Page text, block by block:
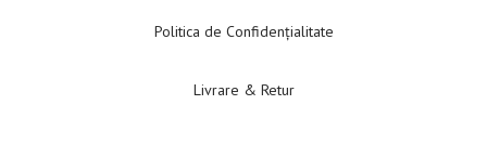
Politica de Confidențialitate
Livrare & Retur